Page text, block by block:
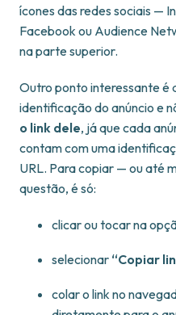
ícones das redes sociais —
Facebook ou Audience
na parte superior.
Outro ponto interessante é
identificação do anúncio e
o link dele, já que cada
contam com uma
URL. Para copiar — ou até
questão, é só:
clicar ou tocar na
selecionar “Copiar
colar o link no